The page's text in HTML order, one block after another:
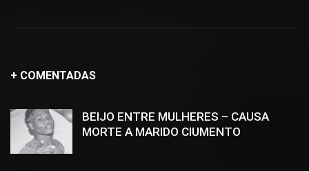
+ COMENTADAS
BEIJO ENTRE MULHERES – CAUSA
MORTE A MARIDO CIUMENTO